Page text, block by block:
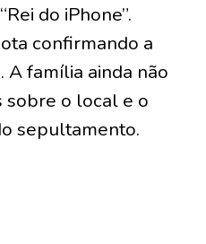
do iPhone”.
confirmando a
família ainda não
sobre o local e o
sepultamento.